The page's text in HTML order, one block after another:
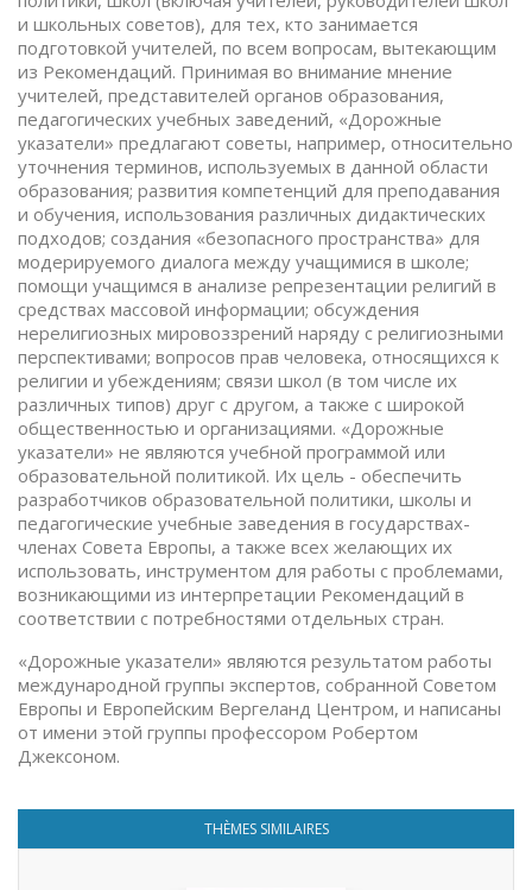
и школьных советов), для тех, кто занимается
подготовкой учителей, по всем вопросам, вытекающим
из Рекомендаций. Принимая во внимание мнение
учителей, представителей органов образования,
педагогических учебных заведений, «Дорожные
указатели» предлагают советы, например, относительно
уточнения терминов, используемых в данной области
образования; развития компетенций для преподавания
и обучения, использования различных дидактических
подходов; создания «безопасного пространства» для
модерируемого диалога между учащимися в школе;
помощи учащимся в анализе репрезентации религий в
средствах массовой информации; обсуждения
нерелигиозных мировоззрений наряду с религиозными
перспективами; вопросов прав человека, относящихся к
религии и убеждениям; связи школ (в том числе их
различных типов) друг с другом, а также с широкой
общественностью и организациями. «Дорожные
указатели» не являются учебной программой или
образовательной политикой. Их цель - обеспечить
разработчиков образовательной политики, школы и
педагогические учебные заведения в государствах-
членах Совета Европы, а также всех желающих их
использовать, инструментом для работы с проблемами,
возникающими из интерпретации Рекомендаций в
соответствии с потребностями отдельных стран.
«Дорожные указатели» являются результатом работы
международной группы экспертов, собранной Советом
Европы и Европейским Вергеланд Центром, и написаны
от имени этой группы профессором Робертом
Джексоном.
THÈMES SIMILAIRES